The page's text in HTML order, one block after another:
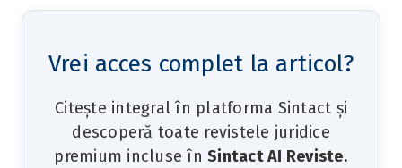
Vrei acces complet la articol?
Citește integral în platforma Sintact și
descoperă toate revistele juridice
premium incluse în Sintact AI Reviste.